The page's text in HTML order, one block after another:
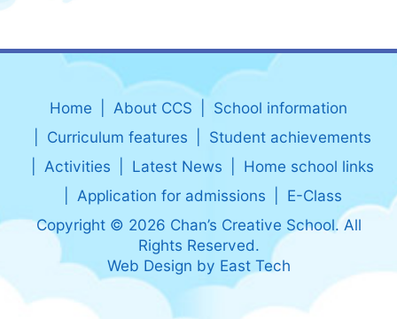
Home About CCS
School information
Curriculum features
Student achievements
Activities
Latest News
Home school links
Application for admissions
E-Class
Copyright © 2026 Chan’s Creative School. All
Rights Reserved.
Web Design by East Tech